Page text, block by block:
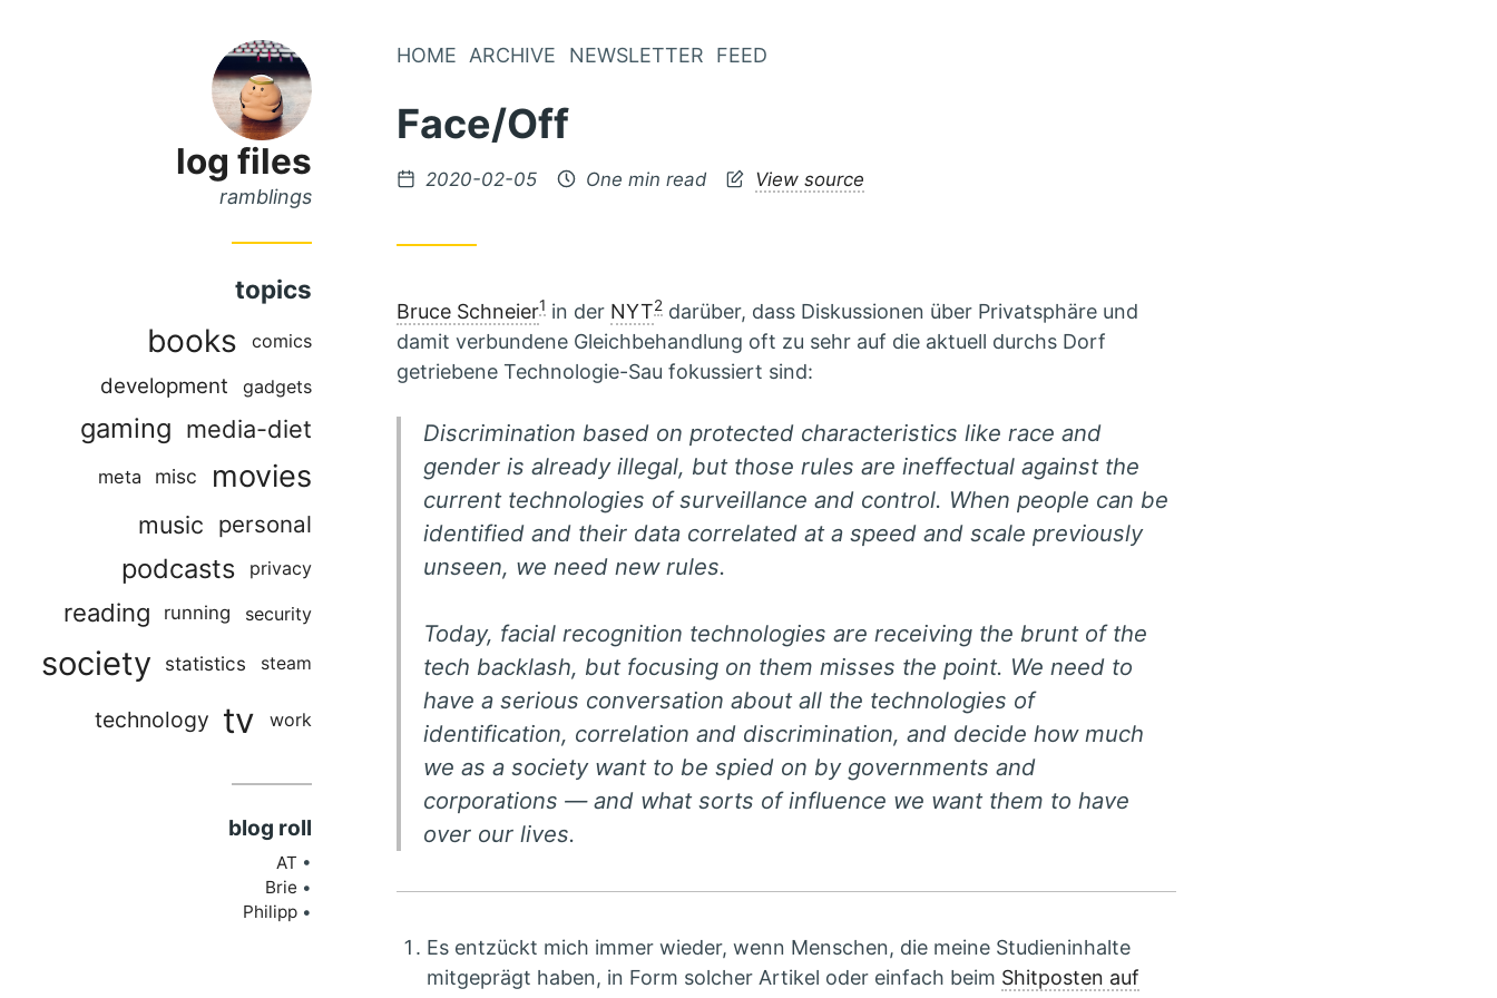
log files
ramblings
topics
books comics
development gadgets
gaming media-diet
meta misc movies
music personal
podcasts privacy
reading running security
society statistics steam
technology tv work
blog roll
AT
Brie
Philipp
Skip
Content
HOME ARCHIVE NEWSLETTER FEED
Face/Off
Posted
2020-02-05 One min read View source
Bruce Schneier1 in der NYT2 darüber, dass Diskussionen über Privatsphäre und
damit verbundene Gleichbehandlung oft zu sehr auf die aktuell durchs Dorf
getriebene Technologie-Sau fokussiert sind:
Discrimination based on protected characteristics like race and
gender is already illegal, but those rules are ineffectual against the
current technologies of surveillance and control. When people can be
identified and their data correlated at a speed and scale previously
unseen, we need new rules.
Today, facial recognition technologies are receiving the brunt of the
tech backlash, but focusing on them misses the point. We need to
have a serious conversation about all the technologies of
identification, correlation and discrimination, and decide how much
we as a society want to be spied on by governments and
corporations — and what sorts of influence we want them to have
over our lives.
Es entzückt mich immer wieder, wenn Menschen, die meine Studieninhalte
mitgeprägt haben, in Form solcher Artikel oder einfach beim Shitposten auf